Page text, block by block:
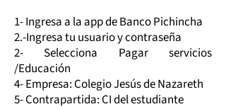
1- Ingresa a la app de Banco Pichincha
2.-Ingresa tu usuario y contraseña
2- Selecciona Pagar servicios
/Educación
4- Empresa: Colegio Jesús de Nazareth
5- Contrapartida: CI del estudiante